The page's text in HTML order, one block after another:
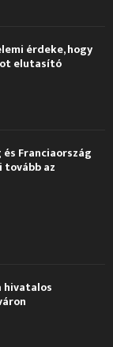
érdeke, hogy
elutasító
Franciaország
az
hivatalos